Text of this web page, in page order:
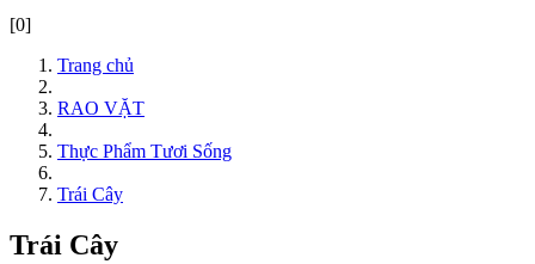
[0]
Trang chủ
RAO VẶT
Thực Phẩm Tươi Sống
Trái Cây
Trái Cây